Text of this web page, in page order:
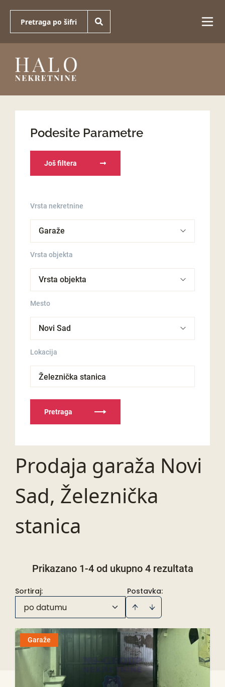
Podesite Parametre
Još filtera
Vrsta nekretnine
Vrsta objekta
Mesto
Lokacija
Železnička stanica
Pretraga
Prodaja garaža Novi
Sad, Železnička
stanica
Prikazano 1-4 od ukupno 4 rezultata
Postavka:
Sortiraj:
po datumu
Garaže